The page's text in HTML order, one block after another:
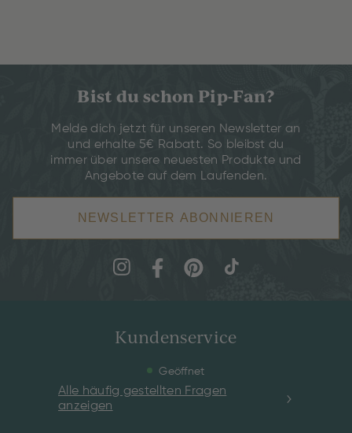
Bist du schon Pip-Fan?
Melde dich jetzt für unseren Newsletter an
und erhalte 5€ Rabatt. So bleibst du
immer über unsere neuesten Produkte und
Angebote auf dem Laufenden.
NEWSLETTER ABONNIEREN
Kundenservice
Geöffnet
Alle häufig gestellten Fragen
anzeigen